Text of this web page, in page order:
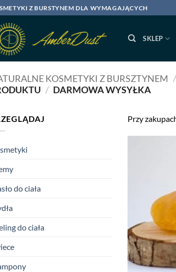
Z BURSTYNEM DLA WYMAGAJĄCYCH
SKLEP
KOSMETYKI Z BURSZTYNEM /
/ DARMOWA WYSYŁKA
do ciała
do ciała
Przy